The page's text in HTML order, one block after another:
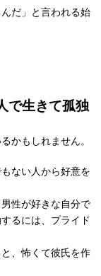
だ」と言われる始
で生きて孤独
かもしれません。
ない人から好意を
性が好きな自分で
るには、プライド
、怖くて彼氏を作